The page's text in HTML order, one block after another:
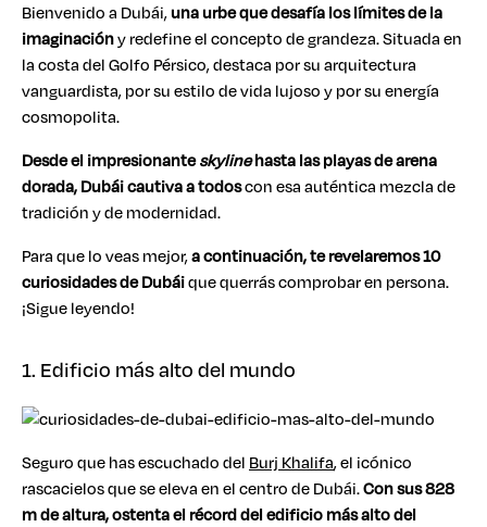
Bienvenido a Dubái,una urbe que desafía los límites de la
imaginacióny redefine el concepto de grandeza. Situada en
la costa del Golfo Pérsico, destaca por su arquitectura
vanguardista, por su estilo de vida lujoso y por su energía
cosmopolita.
Desde el impresionanteskylinehasta las playas de arena
dorada, Dubái cautiva a todoscon esa auténtica mezcla de
tradición y de modernidad.
Para que lo veas mejor,a continuación, te revelaremos 10
curiosidades de Dubáique querrás comprobar en persona.
¡Sigue leyendo!
1. Edificio más alto del mundo
Seguro que has escuchado del Burj Khalifa, el icónico
rascacielos que se eleva en el centro de Dubái.Con sus 828
m de altura, ostenta el récord del edificio más alto del